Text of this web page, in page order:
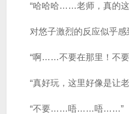
“哈哈哈……老师，真的这
对悠子激烈的反应似乎感
“啊……不要在那里！不
“真好玩，这里好像是让老
“不要……唔……唔……”